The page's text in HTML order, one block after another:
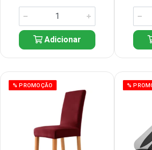
Adicionar
% PROMOÇÃO %